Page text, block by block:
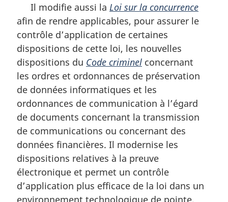
Il modifie aussi la Loi sur la concurrence
afin de rendre applicables, pour assurer le
contrôle d’application de certaines
dispositions de cette loi, les nouvelles
dispositions du Code criminel concernant
les ordres et ordonnances de préservation
de données informatiques et les
ordonnances de communication à l’égard
de documents concernant la transmission
de communications ou concernant des
données financières. Il modernise les
dispositions relatives à la preuve
électronique et permet un contrôle
d’application plus efficace de la loi dans un
environnement technologique de pointe.